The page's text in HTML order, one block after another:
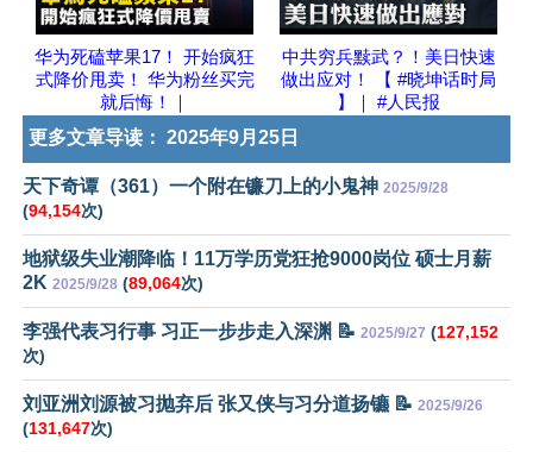
华为死磕苹果17！ 开始疯狂
式降价甩卖！ 华为粉丝买完
就后悔！｜
中共穷兵黩武？！美日快速
做出应对！ 【 #晓坤话时局
】｜ #人民报
更多文章导读： 2025年9月25日
天下奇谭（361）一个附在镰刀上的小鬼神 2025/9/28
(94,154次)
地狱级失业潮降临！11万学历党狂抢9000岗位 硕士月薪
2K 2025/9/28 (89,064次)
李强代表习行事 习正一步步走入深渊 📝 2025/9/27 (127,152
次)
刘亚洲刘源被习抛弃后 张又侠与习分道扬镳 📝 2025/9/26
(131,647次)